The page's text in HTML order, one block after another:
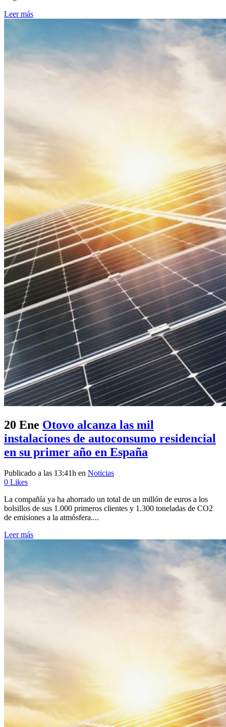
Leer más
20 Ene Otovo alcanza las mil
instalaciones de autoconsumo residencial
en su primer año en España
Publicado a las 13:41h en Noticias
0 Likes
La compañía ya ha ahorrado un total de un millón de euros a los
bolsillos de sus 1.000 primeros clientes y 1.300 toneladas de CO2
de emisiones a la atmósfera....
Leer más